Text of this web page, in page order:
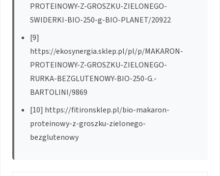
PROTEINOWY-Z-GROSZKU-ZIELONEGO-
SWIDERKI-BIO-250-g-BIO-PLANET/20922
[9]
https://ekosynergia.sklep.pl/pl/p/MAKARON-
PROTEINOWY-Z-GROSZKU-ZIELONEGO-
RURKA-BEZGLUTENOWY-BIO-250-G.-
BARTOLINI/9869
[10] https://fitironsklep.pl/bio-makaron-
proteinowy-z-groszku-zielonego-
bezglutenowy